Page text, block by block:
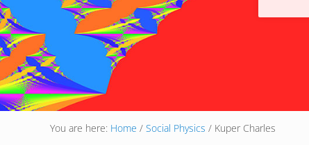
You are here: Home / Social Physics / Kuper Charles